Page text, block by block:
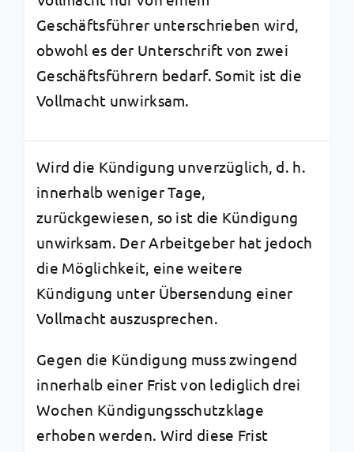
Geschäftsführer unterschrieben wird,
obwohl es der Unterschrift von zwei
Geschäftsführern bedarf. Somit ist die
Vollmacht unwirksam.
Wird die Kündigung unverzüglich, d. h.
innerhalb weniger Tage,
zurückgewiesen, so ist die Kündigung
unwirksam. Der Arbeitgeber hat jedoch
die Möglichkeit, eine weitere
Kündigung unter Übersendung einer
Vollmacht auszusprechen.
Gegen die Kündigung muss zwingend
innerhalb einer Frist von lediglich drei
Wochen Kündigungsschutzklage
erhoben werden. Wird diese Frist